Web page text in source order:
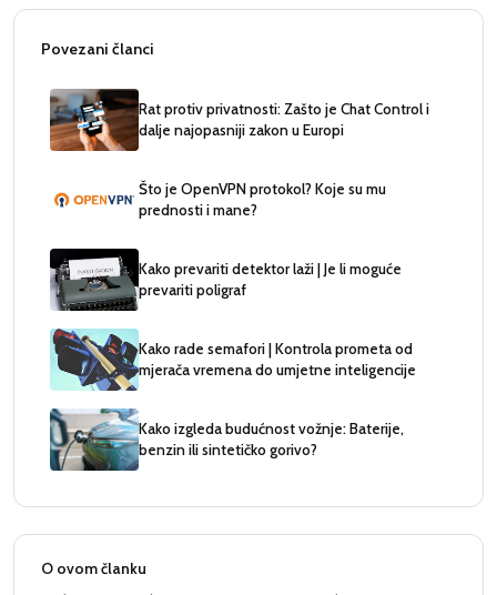
Povezani članci
Rat protiv privatnosti: Zašto je Chat Control i
dalje najopasniji zakon u Europi
Što je OpenVPN protokol? Koje su mu
prednosti i mane?
Kako prevariti detektor laži | Je li moguće
prevariti poligraf
Kako rade semafori | Kontrola prometa od
mjerača vremena do umjetne inteligencije
Kako izgleda budućnost vožnje: Baterije,
benzin ili sintetičko gorivo?
O ovom članku